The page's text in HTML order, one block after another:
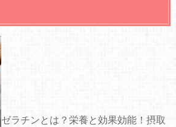
ゼラチンとは？栄養と効果効能！摂取